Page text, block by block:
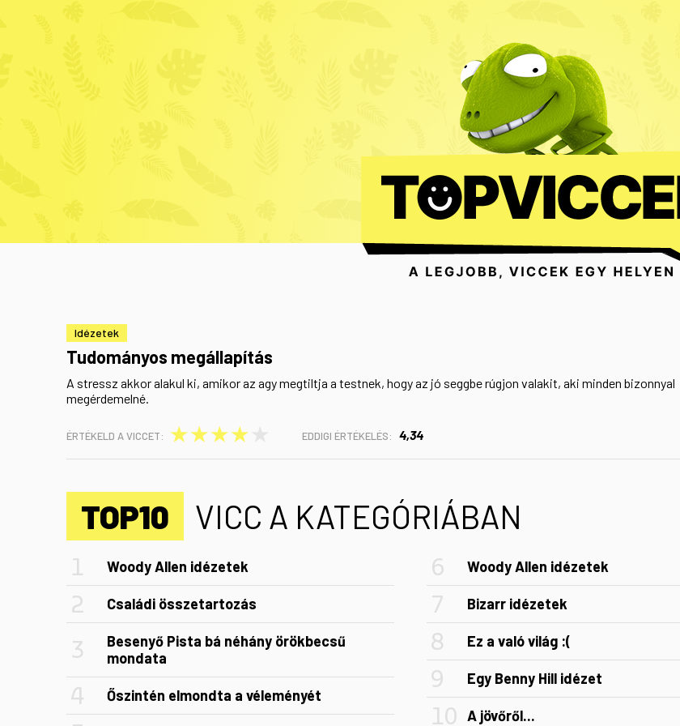
Idézetek
Tudományos megállapítás
A stressz akkor alakul ki, amikor az agy megtiltja a testnek, hogy az jó seggbe rúgjon valakit, aki minden bizonnyal
megérdemelné.
ÉRTÉKELD A VICCET: ★
★
★
★ EDDIGI ÉRTÉKELÉS: 4,34
TOP10 VICC A KATEGÓRIÁBAN
Woody Allen idézetek
Családi összetartozás
Besenyő Pista bá néhány örökbecsű
mondata
Őszintén elmondta a véleményét
Woody Allen idézetek
Bizarr idézetek
Ez a való világ :(
Egy Benny Hill idézet
A jövőről...